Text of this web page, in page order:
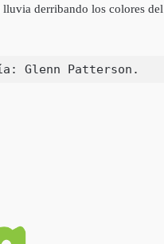
derribando los colores
Glenn Patterson.